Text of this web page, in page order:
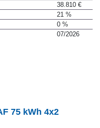
38.810 €
21 %
0 %
07/2026
75 kWh 4x2